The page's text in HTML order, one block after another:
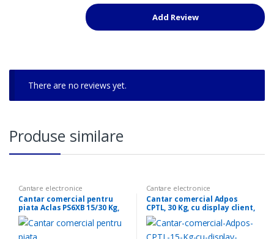
There are no reviews yet.
Produse similare
Cantare electronice
Cantar comercial pentru
piata Aclas PS6XB 15/30 Kg,
acumulator Li-Ion, power
adapter, Verificat
metrologic
Cantare electronice
Cantar comercial Adpos
CPTL, 30 Kg, cu display client,
verificat metrologic